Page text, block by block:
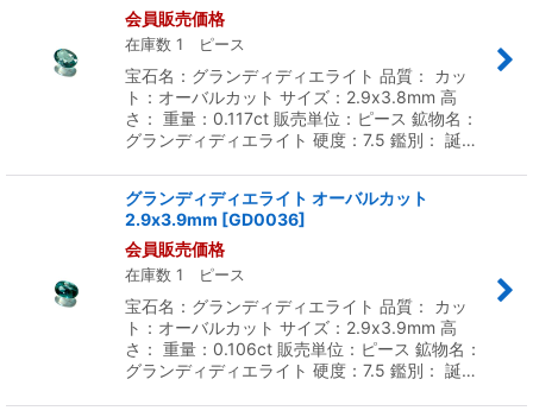
会員販売価格
在庫数 1 ピース
宝石名：グランディディエライト 品質： カッ
ト：オーバルカット サイズ：2.9x3.8mm 高
さ： 重量：0.117ct 販売単位：ピース 鉱物名：
グランディディエライト 硬度：7.5 鑑別： 誕…
グランディディエライト オーバルカット
2.9x3.9mm [GD0036]
会員販売価格
在庫数 1 ピース
宝石名：グランディディエライト 品質： カッ
ト：オーバルカット サイズ：2.9x3.9mm 高
さ： 重量：0.106ct 販売単位：ピース 鉱物名：
グランディディエライト 硬度：7.5 鑑別： 誕…